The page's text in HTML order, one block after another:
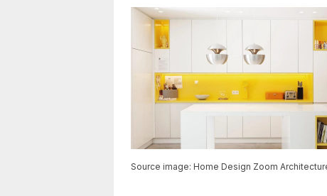
Source image: Home Design Zoom